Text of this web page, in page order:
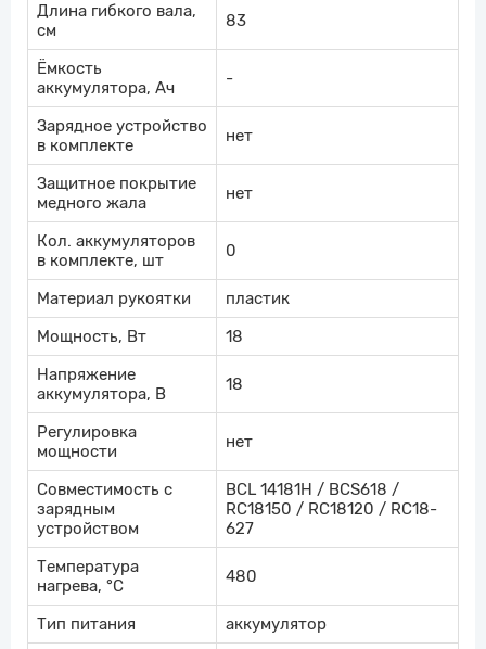
Длина гибкого вала,
см
83
Ёмкость
аккумулятора, Ач
-
Зарядное устройство
в комплекте
нет
Защитное покрытие
медного жала
нет
Кол. аккумуляторов
в комплекте, шт
0
Материал рукоятки
пластик
Мощность, Вт
18
Напряжение
аккумулятора, В
18
Регулировка
мощности
нет
Совместимость с
зарядным
устройством
BCL 14181H / BCS618 /
RC18150 / RC18120 / RC18-
627
Температура
нагрева, °С
480
Тип питания аккумулятор